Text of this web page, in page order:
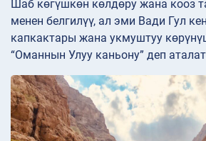
Шаб көгүшкөн көлдөру жана кооз
менен белгилүү, ал эми Вади Гул
капкактары жана укмуштуу
“Оманнын Улуу каньону” деп